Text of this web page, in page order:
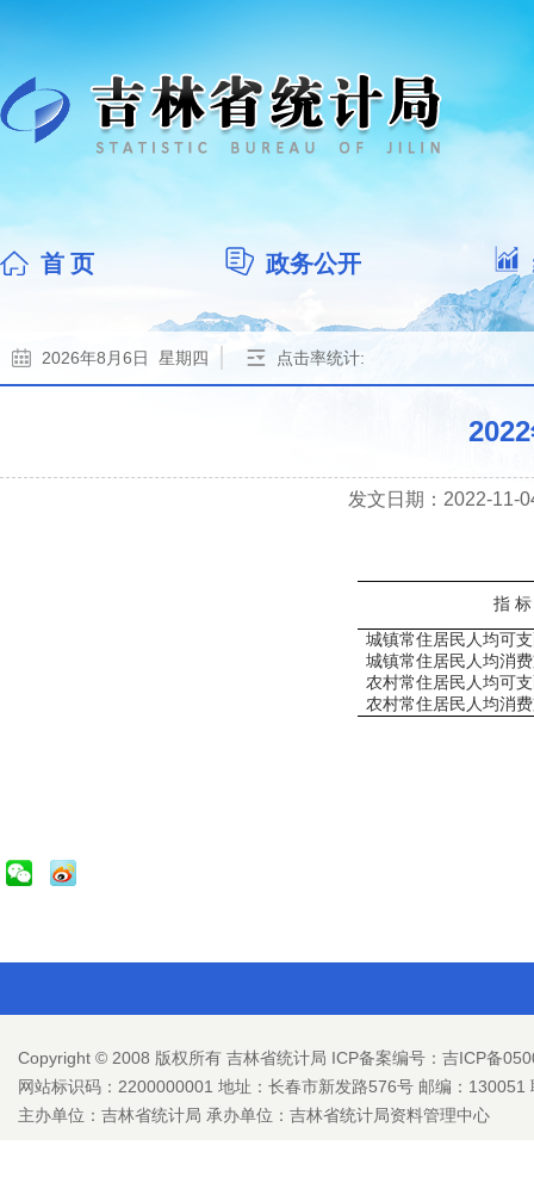
首 页 政务公开
2026年8月6日 星期四 点击率统计:
发文日期：2022-11-
指 标
城镇常住居民人均可
城镇常住居民人均消
农村常住居民人均可
农村常住居民人均消